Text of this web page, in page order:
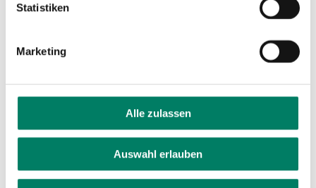
Statistiken
Marketing
Alle zulassen
Auswahl erlauben